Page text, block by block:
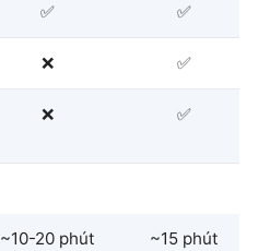
✅ ✅
❌ ✅
❌ ✅
~10-20 phút ~15 phút